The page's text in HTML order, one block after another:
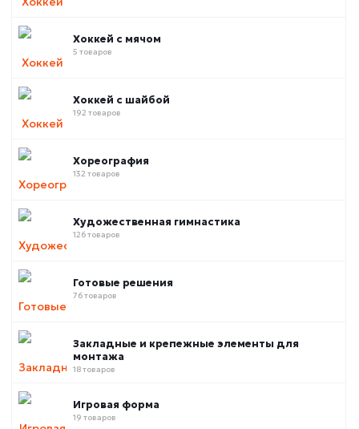
Хоккей с мячом
5 товаров
Хоккей с шайбой
192 товаров
Хореография
132 товаров
Художественная гимнастика
126 товаров
Готовые решения
76 товаров
Закладные и крепежные элементы для
монтажа
18 товаров
Игровая форма
19 товаров